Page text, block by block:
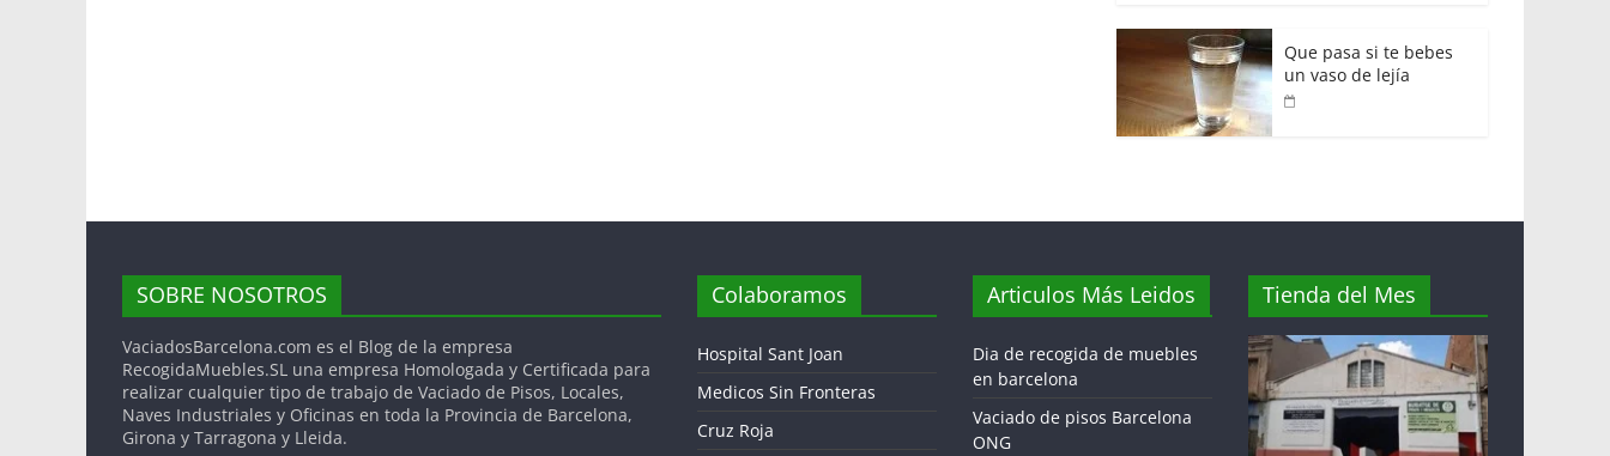
Que pasa si te bebes
un vaso de lejía
SOBRE NOSOTROS
VaciadosBarcelona.com es el Blog de la empresa
RecogidaMuebles.SL una empresa Homologada y Certificada para
realizar cualquier tipo de trabajo de Vaciado de Pisos, Locales,
Naves Industriales y Oficinas en toda la Provincia de Barcelona,
Girona y Tarragona y Lleida.
Colaboramos
Hospital Sant Joan
Medicos Sin Fronteras
Cruz Roja
Articulos Más Leidos
Dia de recogida de muebles
en barcelona
Vaciado de pisos Barcelona
ONG
Tienda del Mes